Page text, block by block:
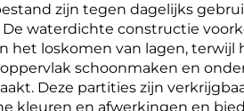
zijn tegen dagelijks
waterdichte constructie
het loskomen van lagen, terwijl
schoonmaken en
Deze partities zijn
kleuren en afwerkingen en